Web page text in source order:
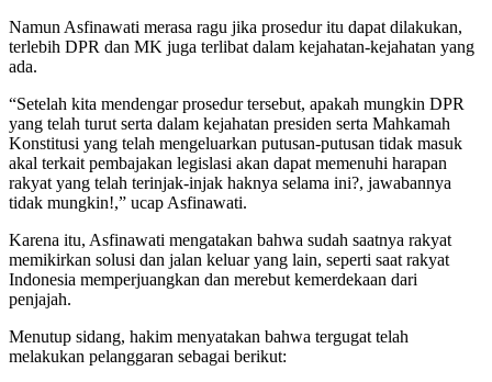
Namun Asfinawati merasa ragu jika prosedur itu dapat dilakukan,
terlebih DPR dan MK juga terlibat dalam kejahatan-kejahatan yang
ada.
“Setelah kita mendengar prosedur tersebut, apakah mungkin DPR
yang telah turut serta dalam kejahatan presiden serta Mahkamah
Konstitusi yang telah mengeluarkan putusan-putusan tidak masuk
akal terkait pembajakan legislasi akan dapat memenuhi harapan
rakyat yang telah terinjak-injak haknya selama ini?, jawabannya
tidak mungkin!,” ucap Asfinawati.
Karena itu, Asfinawati mengatakan bahwa sudah saatnya rakyat
memikirkan solusi dan jalan keluar yang lain, seperti saat rakyat
Indonesia memperjuangkan dan merebut kemerdekaan dari
penjajah.
Menutup sidang, hakim menyatakan bahwa tergugat telah
melakukan pelanggaran sebagai berikut: